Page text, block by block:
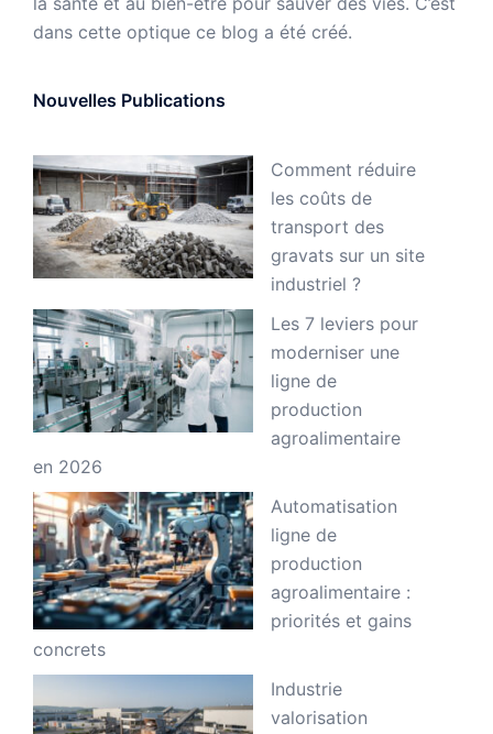
dans cette optique ce blog a été créé.
Nouvelles Publications
Comment réduire
les coûts de
transport des
gravats sur un site
industriel ?
Les 7 leviers pour
moderniser une
ligne de
production
agroalimentaire
en 2026
Automatisation
ligne de
production
agroalimentaire :
priorités et gains
concrets
Industrie
valorisation